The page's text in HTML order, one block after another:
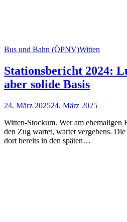
Bus und Bahn (ÖPNV)Witten
Stationsbericht 2024:
aber solide Basis
24. März 202524. März 2025
Witten-Stockum. Wer am ehemaligen
den Zug wartet, wartet vergebens.
dort bereits in den späten…